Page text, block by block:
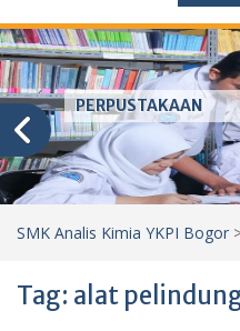
PERPUSTAKAAN
SMK Analis Kimia YKPI Bogor
Tag: alat